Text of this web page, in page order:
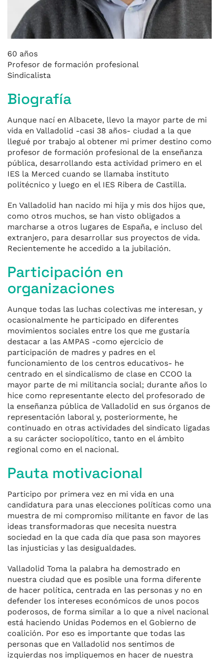
60 años
Profesor de formación profesional
Sindicalista
Biografía
Aunque nací en Albacete, llevo la mayor parte de mi
vida en Valladolid -casi 38 años- ciudad a la que
llegué por trabajo al obtener mi primer destino como
profesor de formación profesional de la enseñanza
pública, desarrollando esta actividad primero en el
IES la Merced cuando se llamaba instituto
politécnico y luego en el IES Ribera de Castilla.
En Valladolid han nacido mi hija y mis dos hijos que,
como otros muchos, se han visto obligados a
marcharse a otros lugares de España, e incluso del
extranjero, para desarrollar sus proyectos de vida.
Recientemente he accedido a la jubilación.
Participación en
organizaciones
Aunque todas las luchas colectivas me interesan, y
ocasionalmente he participado en diferentes
movimientos sociales entre los que me gustaría
destacar a las AMPAS -como ejercicio de
participación de madres y padres en el
funcionamiento de los centros educativos- he
centrado en el sindicalismo de clase en CCOO la
mayor parte de mi militancia social; durante años lo
hice como representante electo del profesorado de
la enseñanza pública de Valladolid en sus órganos de
representación laboral y, posteriormente, he
continuado en otras actividades del sindicato ligadas
a su carácter sociopolítico, tanto en el ámbito
regional como en el nacional.
Pauta motivacional
Participo por primera vez en mi vida en una
candidatura para unas elecciones políticas como una
muestra de mi compromiso militante en favor de las
ideas transformadoras que necesita nuestra
sociedad en la que cada día que pasa son mayores
las injusticias y las desigualdades.
Valladolid Toma la palabra ha demostrado en
nuestra ciudad que es posible una forma diferente
de hacer política, centrada en las personas y no en
defender los intereses económicos de unos pocos
poderosos, de forma similar a lo que a nivel nacional
está haciendo Unidas Podemos en el Gobierno de
coalición. Por eso es importante que todas las
personas que en Valladolid nos sentimos de
izquierdas nos impliquemos en hacer de nuestra